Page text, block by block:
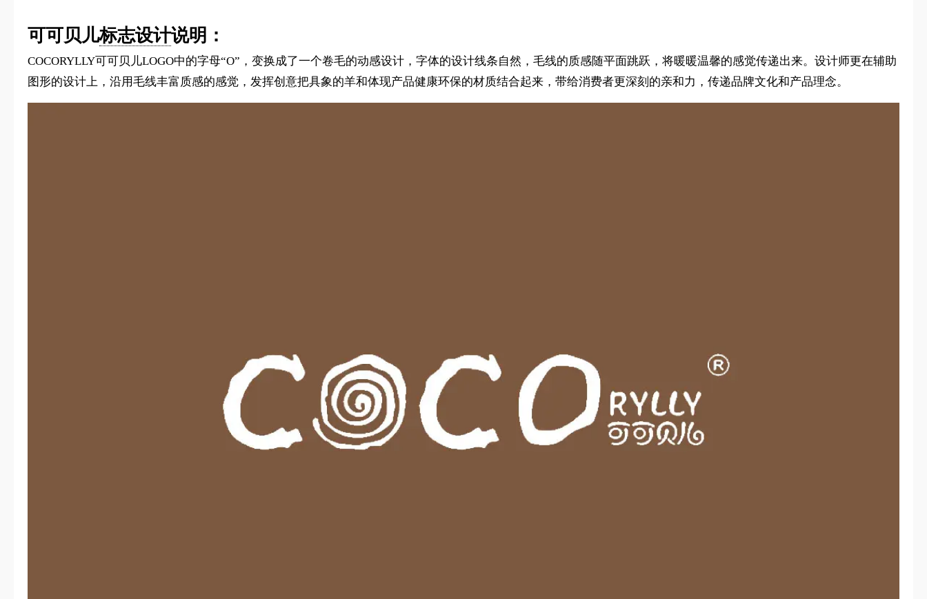
可可贝儿标志设计说明：
COCORYLLY可可贝儿LOGO中的字母“O”，变换成了一个卷毛的动感设计，字体的设计线条自然，毛线的质感随平面跳跃，将暖暖温馨的感觉传递出来。设计师更在辅助
图形的设计上，沿用毛线丰富质感的感觉，发挥创意把具象的羊和体现产品健康环保的材质结合起来，带给消费者更深刻的亲和力，传递品牌文化和产品理念。